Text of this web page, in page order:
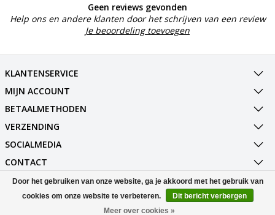
Geen reviews gevonden
Help ons en andere klanten door het schrijven van een review
Je beoordeling toevoegen
KLANTENSERVICE
MIJN ACCOUNT
BETAALMETHODEN
VERZENDING
SOCIALMEDIA
CONTACT
© Copyright 2026 Best Deals Online BV Powered byLightspeed
All rights reserved byInStijl Media
Door het gebruiken van onze website, ga je akkoord met het gebruik van
cookies om onze website te verbeteren.
Dit bericht verbergen
Meer over cookies »